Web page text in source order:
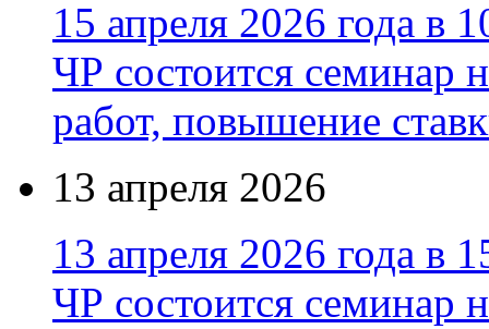
15 апреля 2026 года в
ЧР состоится семинар
работ, повышение
13 апреля 2026
13 апреля 2026 года в
ЧР состоится